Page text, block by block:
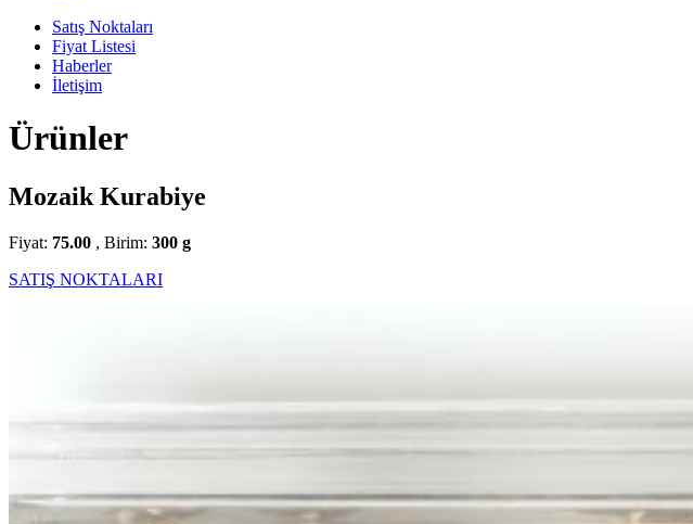
Satış Noktaları
Fiyat Listesi
Haberler
İletişim
Ürünler
Mozaik Kurabiye
Fiyat: 75.00 , Birim: 300 g
SATIŞ NOKTALARI